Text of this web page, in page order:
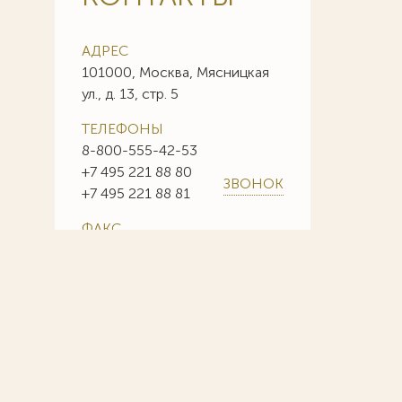
АДРЕС
101000, Москва, Мясницкая
ул., д. 13, стр. 5
ТЕЛЕФОНЫ
8-800-555-42-53
+7 495 221 88 80
+7 495 221 88 81
ЗВОНОК
ФАКС